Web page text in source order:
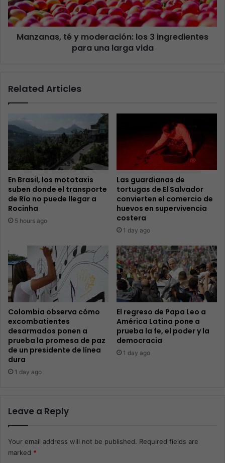
Manzanas, té y moderación: los 3 ingredientes
para una larga vida
Related Articles
En Brasil, los mototaxis
suben donde el transporte
de Río no puede llegar a
Rocinha
5 hours ago
Las guardianas de
tortugas de El Salvador
convierten el comercio de
huevos en supervivencia
costera
1 day ago
Colombia observa cómo
excombatientes
desarmados ponen a
prueba la promesa de paz
de un presidente de línea
dura
1 day ago
El regreso de Papa Leo a
América Latina pone a
prueba la fe, el poder y la
democracia
1 day ago
Leave a Reply
Your email address will not be published. Required fields are
marked *